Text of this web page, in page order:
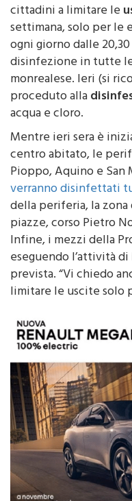
Il sindaco di
cittadini a limitare le
settimana, solo per le
ogni giorno dalle 20,30
disinfezione in tutte
monrealese. Ieri (si
proceduto alla
acqua e cloro.
Mentre ieri sera è
centro abitato, le
Pioppo, Aquino e San
verranno disinfettati
della periferia, la
piazze, corso Pietro
Infine, i mezzi della
eseguendo l’attività di
prevista. “Vi chiedo